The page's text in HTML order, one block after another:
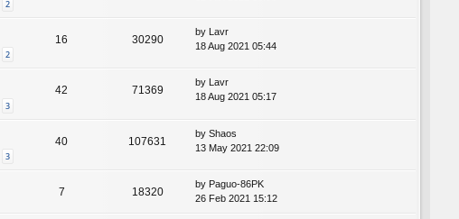
2
2
16 30290
by
Lavr
18 Aug 2021 05:44
3
42 71369
by Lavr
18 Aug 2021 05:17
3
40 107631
by Shaos
13 May 2021 22:09
7 18320
by Paguo-86PK
26 Feb 2021 15:12